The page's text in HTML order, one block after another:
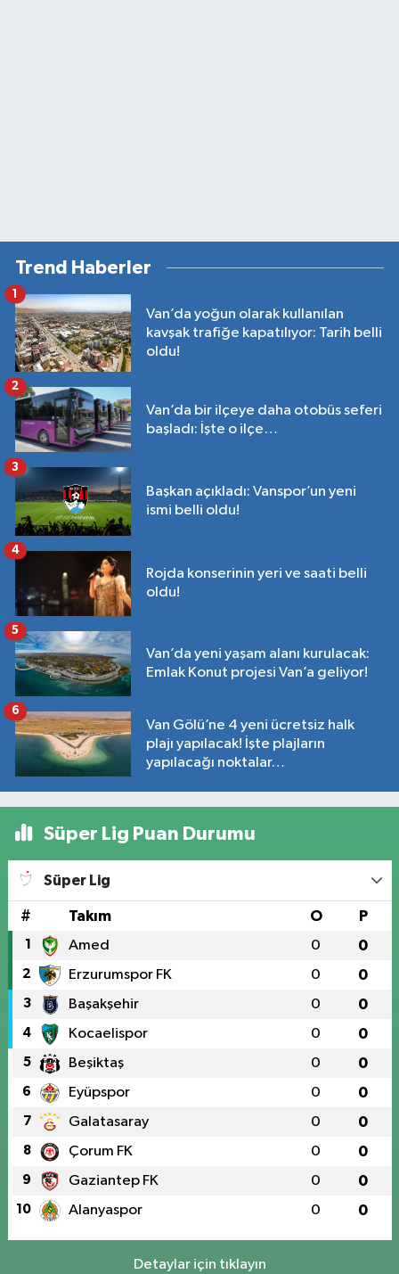
Trend Haberler
Van’da yoğun olarak kullanılan
kavşak trafiğe kapatılıyor: Tarih belli
oldu!
1
Van’da bir ilçeye daha otobüs seferi
başladı: İşte o ilçe…
2
Başkan açıkladı: Vanspor’un yeni
ismi belli oldu!
3
Rojda konserinin yeri ve saati belli
oldu!
4
Van’da yeni yaşam alanı kurulacak:
Emlak Konut projesi Van’a geliyor!
5
Van Gölü’ne 4 yeni ücretsiz halk
plajı yapılacak! İşte plajların
yapılacağı noktalar…
6
Süper Lig Puan Durumu
Süper Lig
# Takım O P
1 Amed 0 0
2 Erzurumspor FK 0 0
3 Başakşehir 0 0
4 Kocaelispor 0 0
5 Beşiktaş 0 0
6 Eyüpspor 0 0
7 Galatasaray 0 0
8 Çorum FK 0 0
9 Gaziantep FK 0 0
10 Alanyaspor 0 0
Detaylar için tıklayın